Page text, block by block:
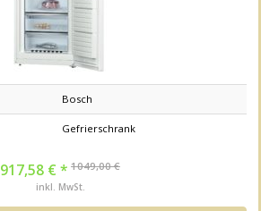
Bosch
Gefrierschrank
917,58 € * 1049,00 €
inkl. MwSt.